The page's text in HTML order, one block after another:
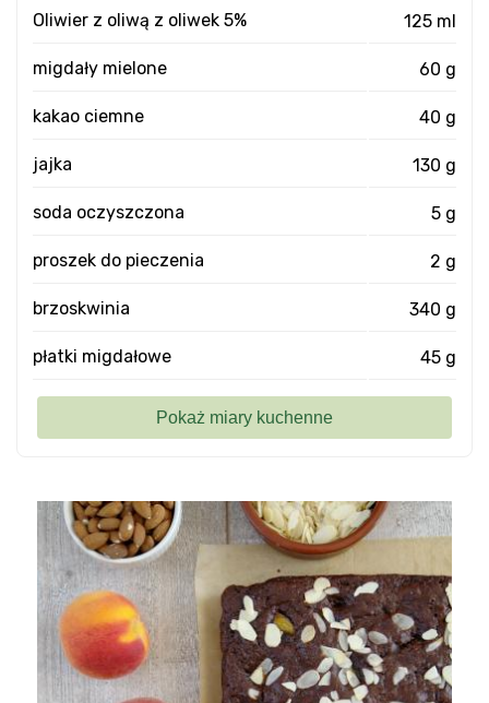
Oliwier z oliwą z oliwek 5% 125 ml
migdały mielone 60 g
kakao ciemne 40 g
jajka 130 g
soda oczyszczona 5 g
proszek do pieczenia 2 g
brzoskwinia 340 g
płatki migdałowe 45 g